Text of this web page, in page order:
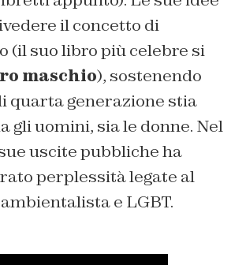
il concetto di
(il suo libro più celebre si
maschio), sostenendo
quarta generazione stia
gli uomini, sia le donne. Nel
uscite pubbliche ha
perplessità legate al
e LGBT.